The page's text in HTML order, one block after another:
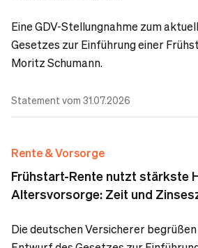
Eine GDV-Stellungnahme zum
Gesetzes zur Einführung einer
Moritz Schumann.
Statement vom 31.07.2026
Rente & Vorsorge
Frühstart-Rente nutzt stärkste
Altersvorsorge: Zeit und
Die deutschen Versicherer